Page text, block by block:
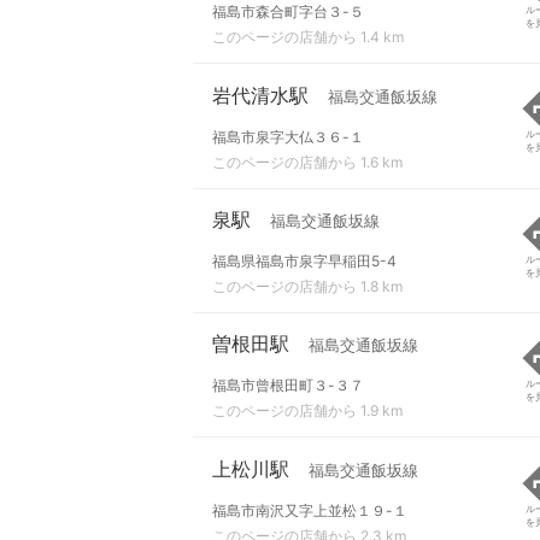
福島市森合町字台３-５
このページの店舗から 1.4 km
ル
を
岩代清水駅 福島交通飯坂線
福島市泉字大仏３６-１
このページの店舗から 1.6 km
ル
を
泉駅 福島交通飯坂線
福島県福島市泉字早稲田5-4
このページの店舗から 1.8 km
ル
を
曽根田駅 福島交通飯坂線
福島市曾根田町３-３７
このページの店舗から 1.9 km
ル
を
上松川駅 福島交通飯坂線
福島市南沢又字上並松１９-１
このページの店舗から 2.3 km
ル
を